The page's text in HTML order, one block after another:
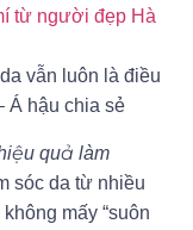
vẫn luôn là điều
Á hậu chia sẻ
quả làm
sóc da từ nhiều
mấy “suôn